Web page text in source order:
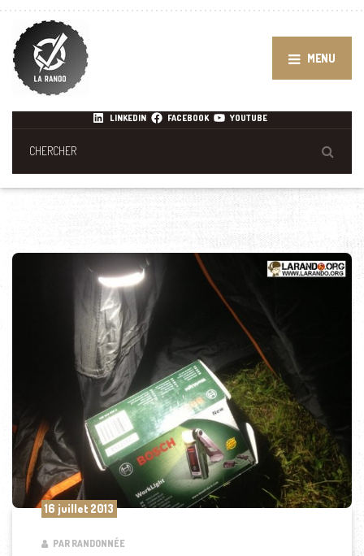
MENU
LINKEDIN FACEBOOK YOUTUBE
16 juillet 2013
PAR RANDONNÉE